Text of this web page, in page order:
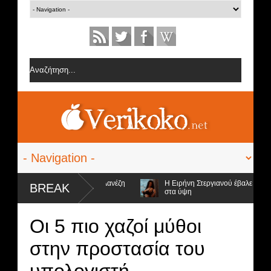
BREAK
την ομάδα της Σοφίας Δανέζη
Η Ειρήνη Στεργιανού έβαλε τα...
στα ύψη
Οι 5 πιο χαζοί μύθοι
στην προστασία του